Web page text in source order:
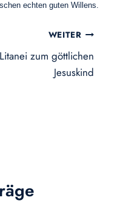
echten guten Willens.
WEITER
Litanei zum göttlichen
Jesuskind